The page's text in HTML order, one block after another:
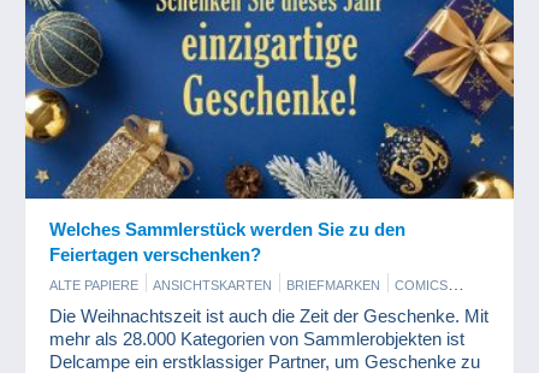
Welches Sammlerstück werden Sie zu den
Feiertagen verschenken?
ALTE PAPIERE ANSICHTSKARTEN BRIEFMARKEN
COMICS
ESSEN UND TRINKEN
FIGUREN
KUNST UND ANTIQUITÄNTEN
MODERNE SAMMLERKARTEN
MÜNZEN UND BANKNOTEN
PHOTOGRAPHICA
SPIELZEUG VINYL
Die Weihnachtszeit ist auch die Zeit der Geschenke. Mit
mehr als 28.000 Kategorien von Sammlerobjekten ist
Delcampe ein erstklassiger Partner, um Geschenke zu